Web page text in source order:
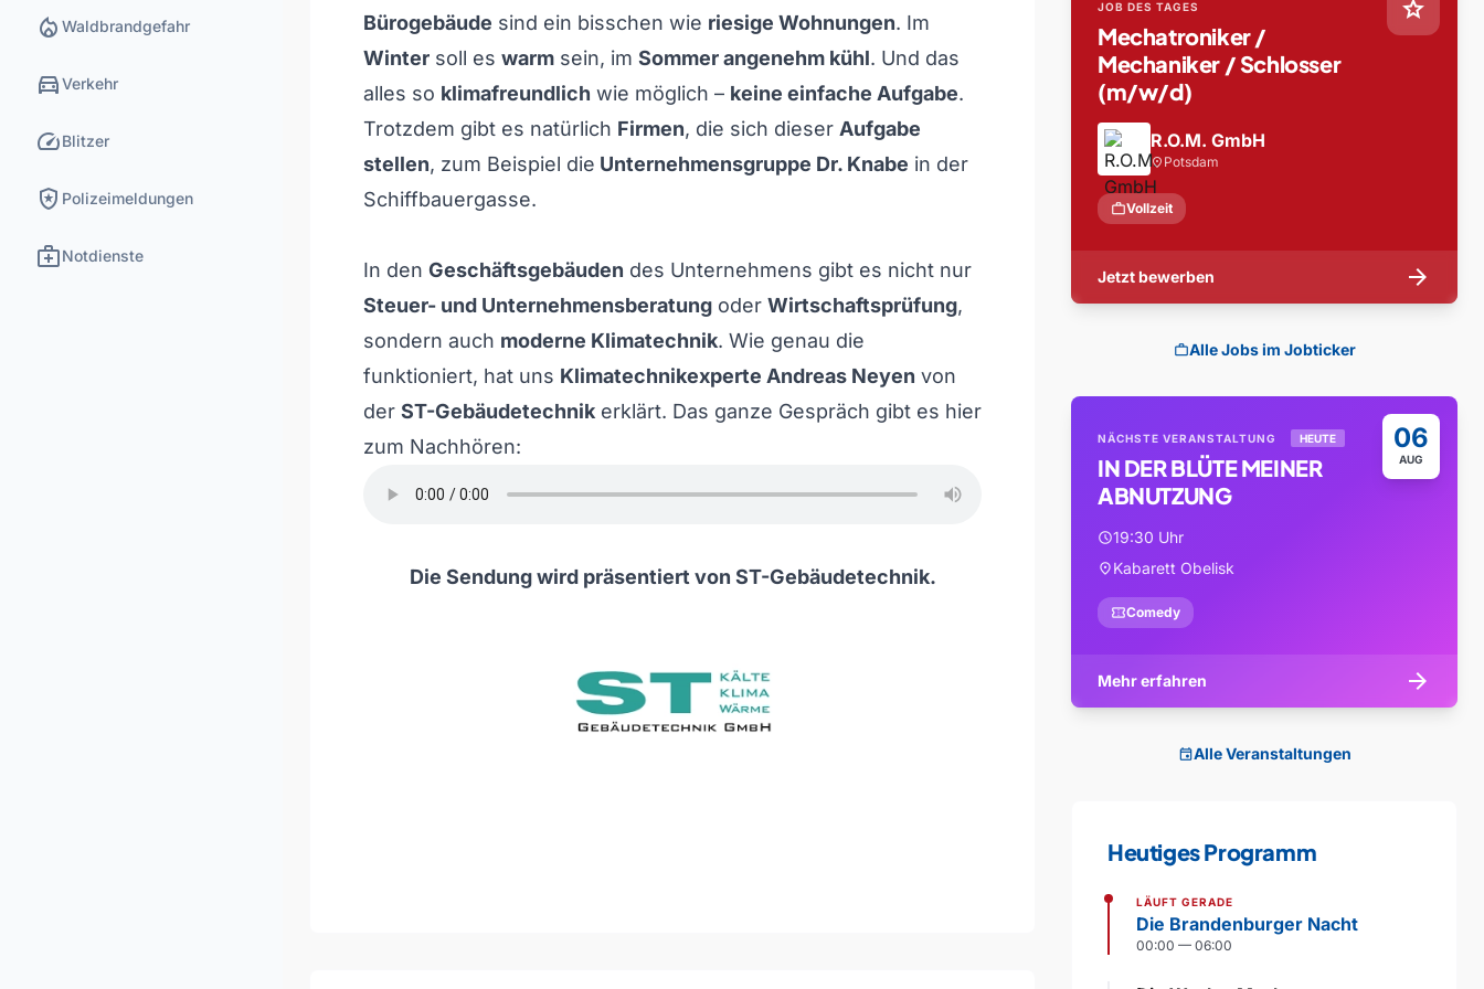
local_fire_department Waldbrandgefahr
directions_carVerkehr
speedBlitzer
local_police Polizeimeldungen
medical_servicesNotdienste
Bürogebäude sind ein bisschen wie riesige Wohnungen. Im
Winter soll es warm sein, im Sommer angenehm kühl. Und das
alles so klimafreundlich wie möglich – keine einfache Aufgabe.
Trotzdem gibt es natürlich Firmen, die sich dieser Aufgabe
stellen, zum Beispiel die Unternehmensgruppe Dr. Knabe in der
Schiffbauergasse.
In den Geschäftsgebäuden des Unternehmens gibt es nicht nur
Steuer- und Unternehmensberatung oder Wirtschaftsprüfung,
sondern auch moderne Klimatechnik. Wie genau die
funktioniert, hat uns Klimatechnikexperte Andreas Neyen von
der ST-Gebäudetechnik erklärt. Das ganze Gespräch gibt es hier
zum Nachhören:
Die Sendung wird präsentiert von ST-Gebäudetechnik.
star
JOB DES TAGES
Mechatroniker /
Mechaniker / Schlosser
(m/w/d)
R.O.M. GmbH
location_on Potsdam
workVollzeit
Jetzt bewerben arrow_forward
workAlle Jobs im Jobticker
06
AUG
NÄCHSTE VERANSTALTUNG HEUTE
IN DER BLÜTE MEINER
ABNUTZUNG
schedule19:30 Uhr
location_onKabarett Obelisk
confirmation_numberComedy
Mehr erfahren arrow_forward
eventAlle Veranstaltungen
Heutiges Programm
LÄUFT GERADE
Die Brandenburger Nacht
00:00 — 06:00